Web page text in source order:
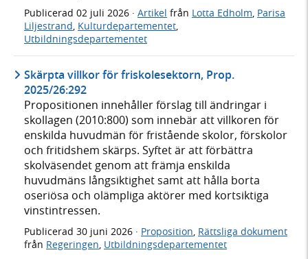
Publicerad 02 juli 2026 · Artikel från Lotta Edholm, Parisa
Liljestrand, Kulturdepartementet,
Utbildningsdepartementet
Skärpta villkor för friskolesektorn, Prop.
2025/26:292
Propositionen innehåller förslag till ändringar i
skollagen (2010:800) som innebär att villkoren för
enskilda huvudmän för fristående skolor, förskolor
och fritidshem skärps. Syftet är att förbättra
skolväsendet genom att främja enskilda
huvudmäns långsiktighet samt att hålla borta
oseriösa och olämpliga aktörer med kortsiktiga
vinstintressen.
Publicerad 30 juni 2026 · Proposition Rättsliga dokument
från Regeringen Utbildningsdepartementet